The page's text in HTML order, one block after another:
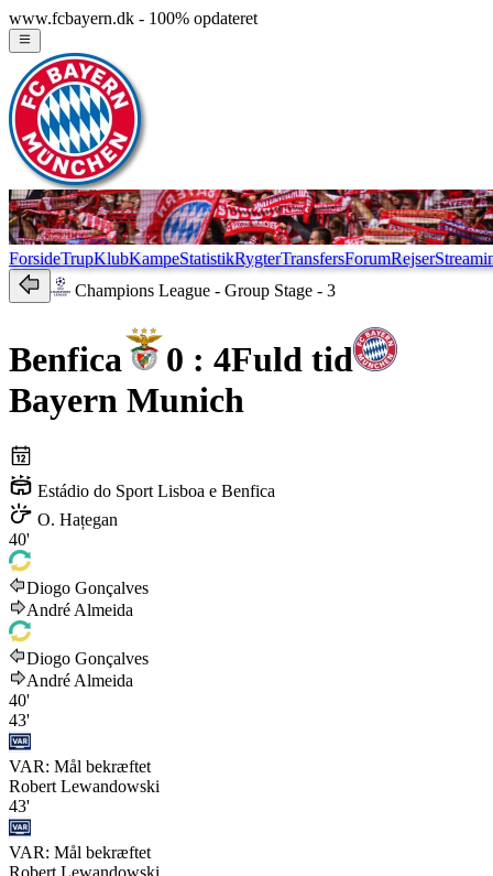
www.fcbayern.dk - 100% opdateret
ForsideTrupKlubKampeStatistikRygterTransfersForumRejser
Champions League - Group Stage - 3
Benfica 0 : 4Fuld tid
Bayern Munich
Estádio do Sport Lisboa e Benfica
O. Hațegan
40'
Diogo Gonçalves
André Almeida
Diogo Gonçalves
André Almeida
40'
43'
VAR: Mål bekræftet
Robert Lewandowski
43'
VAR: Mål bekræftet
Robert Lewandowski